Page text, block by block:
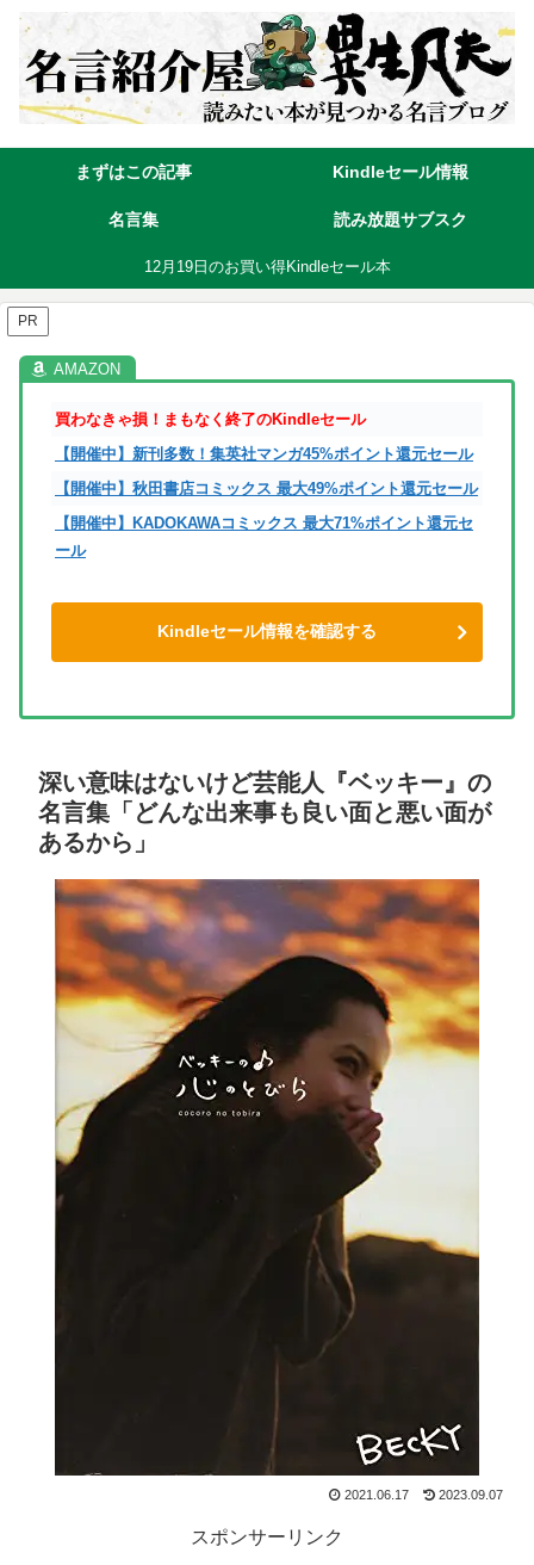
まずはこの記事 Kindleセール情報
名言集 読み放題サブスク
12月19日のお買い得Kindleセール本
PR
買わなきゃ損！まもなく終了のKindleセール
【開催中】新刊多数！集英社マンガ45%ポイント還元セール
【開催中】秋田書店コミックス 最大49%ポイント還元セール
【開催中】KADOKAWAコミックス 最大71%ポイント還元セ
ール
Kindleセール情報を確認する
深い意味はないけど芸能人『ベッキー』の
名言集「どんな出来事も良い面と悪い面が
あるから」
2021.06.17 2023.09.07
スポンサーリンク